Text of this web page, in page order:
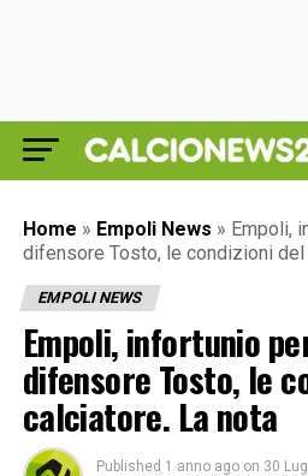
Home » Empoli News » Empoli,
difensore Tosto, le condizioni del
EMPOLI NEWS
Empoli, infortunio
difensore Tosto, le
calciatore. La nota
Published 1 anno ago on 30